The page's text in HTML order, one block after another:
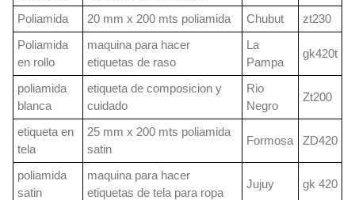
Poliamida 20 mm x 200 mts poliamida Chubut
zt230
Poliamida
en rollo
maquina para hacer
etiquetas de raso
La
Pampa
gk420t
poliamida
blanca
etiqueta de composicion y
cuidado
Rio
Negro
Zt200
etiqueta en
tela
25 mm x 200 mts poliamida
satin
Formosa ZD420
poliamida
satin
maquina para hacer
etiquetas de tela para ropa
Jujuy gk 420